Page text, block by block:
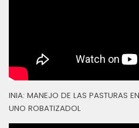
INIA: MANEJO DE LAS PASTURAS
UNO ROBATIZADOL